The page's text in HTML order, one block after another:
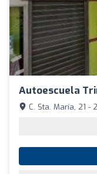
Autoescuela
C. Sta. María, 21